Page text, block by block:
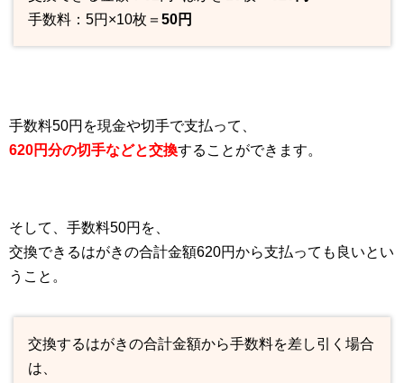
手数料：5円×10枚＝50円
手数料50円を現金や切手で支払って、
620円分の切手などと交換することができます。
そして、手数料50円を、
交換できるはがきの合計金額620円から支払っても良いとい
うこと。
交換するはがきの合計金額から手数料を差し引く場合
は、